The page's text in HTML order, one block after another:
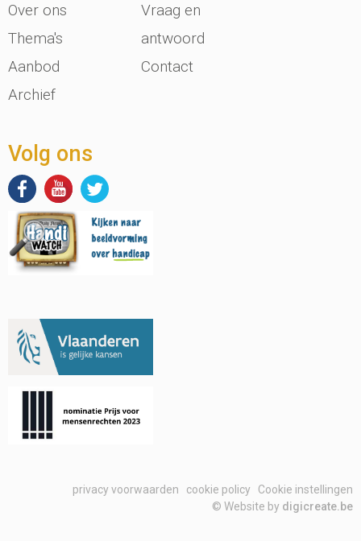
Over ons
Thema's
Aanbod
Archief
Vraag en
antwoord
Contact
Volg ons
privacy voorwaarden cookie policy
Cookie instellingen
© Website by digicreate.be